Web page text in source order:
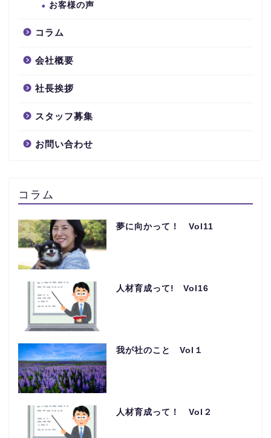
お客様の声
コラム
会社概要
社長挨拶
スタッフ募集
お問い合わせ
コラム
夢に向かって！ Vol11
人材育成って! Vol16
我が社のこと Vol１
人材育成って！ Vol２